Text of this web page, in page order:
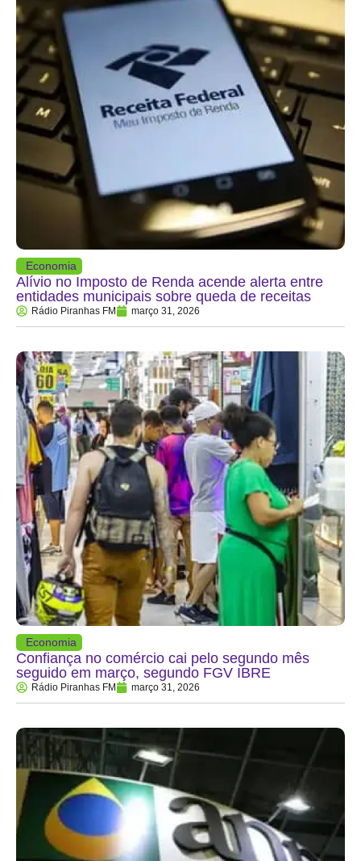
Economia
Alívio no Imposto de Renda acende alerta entre
entidades municipais sobre queda de receitas
Rádio Piranhas FM março 31, 2026
Economia
Confiança no comércio cai pelo segundo mês
seguido em março, segundo FGV IBRE
Rádio Piranhas FM março 31, 2026